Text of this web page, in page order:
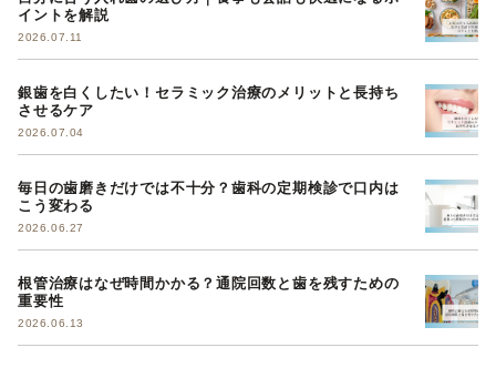
イントを解説
2026.07.11
銀歯を白くしたい！セラミック治療のメリットと長持ち
させるケア
2026.07.04
毎日の歯磨きだけでは不十分？歯科の定期検診で口内は
こう変わる
2026.06.27
根管治療はなぜ時間かかる？通院回数と歯を残すための
重要性
2026.06.13